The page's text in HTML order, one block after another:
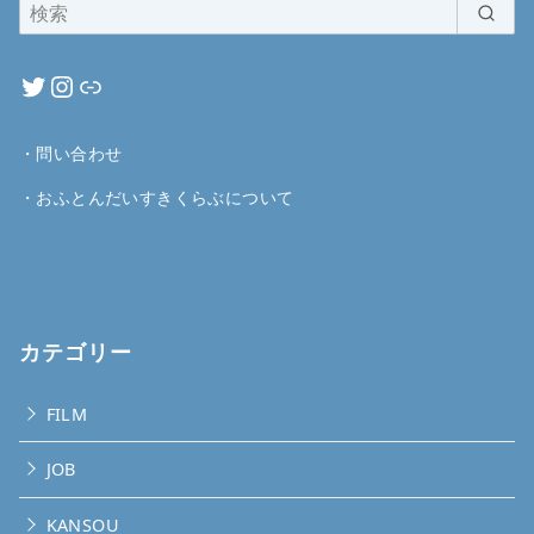
・ 問い合わせ
・ おふとんだいすきくらぶについて
カテゴリー
FILM
JOB
KANSOU